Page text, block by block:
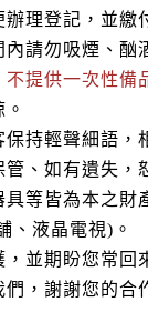
理登記，並繳
請勿吸煙、酗
提供一次性備
持輕聲細語，
、如有遺失，
等皆為本之財
、液晶電視)。
並期盼您常回
，謝謝您的合